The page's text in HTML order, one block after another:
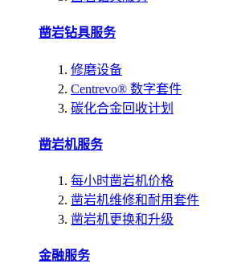
凿岩钻具服务
修磨设备
Centrevo® 数字套件
碳化合金回收计划
凿岩机服务
每小时凿岩机价格
凿岩机维修和耐用套件
凿岩机更换和升级
金融服务